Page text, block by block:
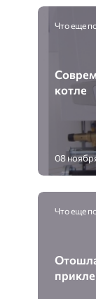
Что еще
котле
08
Что еще